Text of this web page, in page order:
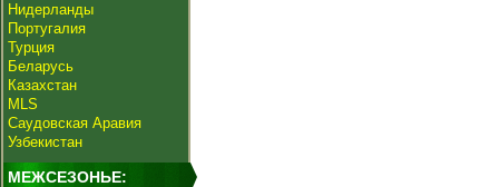
Нидерланды
Португалия
Турция
Беларусь
Казахстан
MLS
Саудовская Аравия
Узбекистан
МЕЖСЕЗОНЬЕ: